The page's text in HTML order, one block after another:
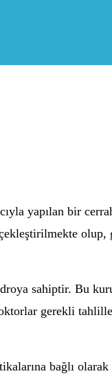
yapılan bir
sahiptir. Bu
gerekli
bağlı